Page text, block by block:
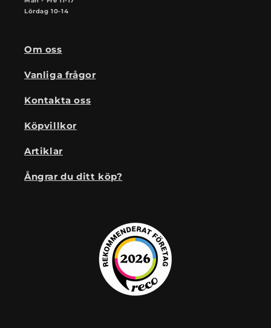
Lördag 10-14
Om oss
Vanliga frågor
Kontakta oss
Köpvillkor
Artiklar
Ångrar du ditt köp?